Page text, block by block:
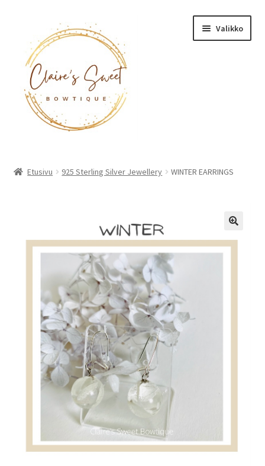
navigointiin
sisältöön
Valikko
Etusivu 925 Sterling Silver Jewellery WINTER EARRINGS